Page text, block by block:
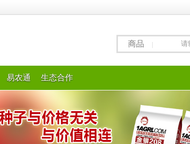
商品 |
易农通 生态合作